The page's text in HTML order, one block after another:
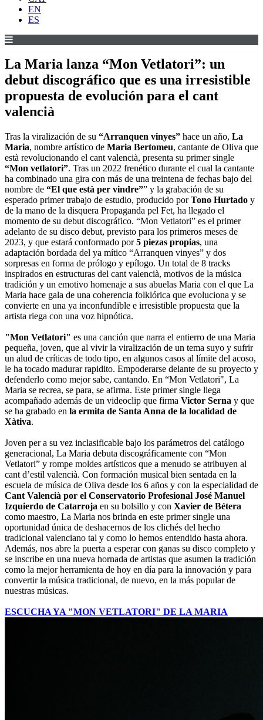
EN
ES
La Maria lanza “Mon Vetlatori”: un
debut discográfico que es una irresistible
propuesta de evolución para el cant
valencià
Tras la viralización de su “Arranquen vinyes” hace un año, La
Maria, nombre artístico de Maria Bertomeu, cantante de Oliva que
està revolucionando el cant valencià, presenta su primer single
“Mon vetlatori”. Tras un 2022 frenético durante el cual la cantante
ha combinado una gira con más de una treintena de fechas bajo del
nombre de “El que està per vindre”” y la grabación de su
esperado primer trabajo de estudio, producido porTono Hurtado y
de la mano de la disquera Propaganda pel Fet, ha llegado el
momento de su debut discográfico. “Mon Vetlatori” es el primer
adelanto de su disco debut, previsto para los primeros meses de
2023, y que estará conformado por5 piezas propias, una
adaptación bordada del ya mítico “Arranquen vinyes” y dos
sorpresas en forma de prólogo y epílogo. Un total de 8 tracks
inspirados en estructuras del cant valencià, motivos de la música
tradición y un emotivo homenaje a sus abuelas Maria con el que La
Maria hace gala de una coherencia folklórica que evoluciona y se
convierte en una ya inconfundible e irresistible propuesta que la
artista riega con una voz hipnótica.
"Mon Vetlatori" es una canción que narra el entierro de una Maria
pequeña, joven, que al vivir la viralización de un tema suyo y sufrir
un alud de críticas de todo tipo, en algunos casos al límite del acoso,
le ha tocado madurar rapidito. Empoderarse delante de su proyecto y
defenderlo como mejor sabe, cantando. En “Mon Vetlatori", La
Maria se recrea, se para, se afirma. Este primer single llega
acompañado además de un videoclip que firma Victor Serna y que
se ha grabado en la ermita de Santa Anna de la localidad de
Xàtiva.
Joven per a su vez inclasificable bajo los parámetros del catálogo
generacional, La Maria debuta discográficamente con “Mon
Vetlatori” y rompe moldes artísticos que a menudo se atribuyen al
cant d’estil valencià. Con formación musical bien sentada en la
escuela de música de Oliva desde los 6 años y con la especialidad de
Cant Valencià por el Conservatorio Profesional José Manuel
Izquierdo de Catarroja en su bolsillo y con Xavier de Bétera
como maestro, La Maria nos brinda en este primer single una
oportunidad única de deshacernos de los clichés del hecho
tradicional valenciano tal y como lo hemos entendido hasta ahora.
Además, nos abre la puerta a esperar con ganas su disco completo y
se inscribe en una nueva hornada de artistas que asumen la tradición
como la mejor herramienta de hoy en día para la innovación y para
convertir la música tradicional, de nuevo, en la más popular de
nuestras músicas.
ESCUCHA YA "MON VETLATORI" DE LA MARIA